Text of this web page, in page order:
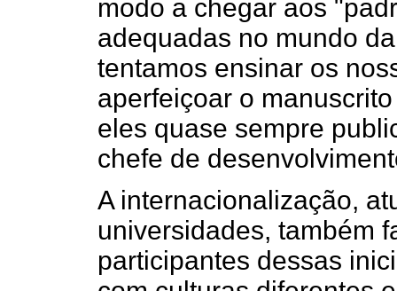
modo a chegar aos
adequadas no mundo
tentamos ensinar os
aperfeiçoar o
eles quase sempre
chefe de
A internacionalização,
universidades, também
participantes dessas